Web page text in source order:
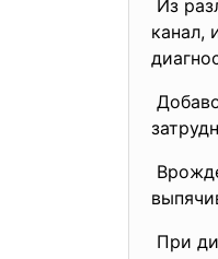
Из
канал,
При